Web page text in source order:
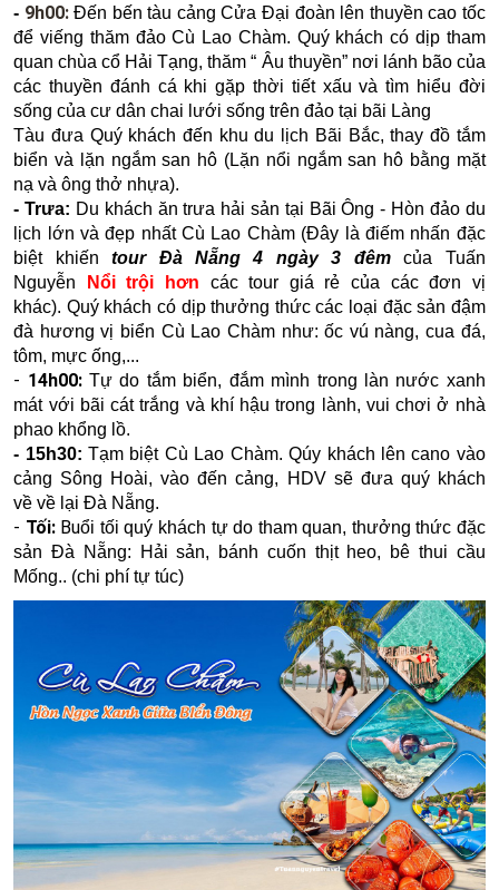
- 9h00:Đến bến tàu cảng Cửa Đại đoàn lên thuyền cao tốc
để viếng thăm đảo Cù Lao Chàm. Quý khách có dịp tham
quan chùa cổ Hải Tạng, thăm “ Âu thuyền” nơi lánh bão của
các thuyền đánh cá khi gặp thời tiết xấu và tìm hiểu đời
sống của cư dân chai lưới sống trên đảo tại bãi Làng
Tàu đưa Quý khách đến khu du lịch Bãi Bắc, thay đồ tắm
biển và lặn ngắm san hô (Lặn nổi ngắm san hô bằng mặt
nạ và ông thở nhựa).
- Trưa: Du khách ăn trưa hải sản tại Bãi Ông - Hòn đảo du
lịch lớn và đẹp nhất Cù Lao Chàm (Đây là điếm nhấn đặc
biệt khiếntour Đà Nẵng 4 ngày 3 đêmcủa Tuấn
Nguyễn
Nổi trội hơn các tour giá rẻ của các đơn vị
khác). Quý khách có dịp thưởng thức các loại đặc sản đậm
đà hương vị biển Cù Lao Chàm như: ốc vú nàng, cua đá,
tôm, mực ống,...
- 14h00:Tự do tắm biển, đắm mình trong làn nước xanh
mát với bãi cát trắng và khí hậu trong lành, vui chơi ở nhà
phao khổng lồ.
- 15h30:Tạm biệt Cù Lao Chàm. Qúy khách lên cano vào
cảng Sông Hoài, vào đến cảng, HDV sẽ đưa quý khách
về về lại Đà Nẵng.
- Tối:Buổi tối quý khách tự do tham quan, thưởng thức đặc
sản Đà Nẵng: Hải sản, bánh cuốn thịt heo, bê thui cầu
Mống.. (chi phí tự túc)​